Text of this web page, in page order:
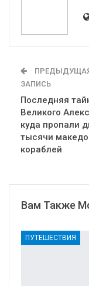
ЗАПИСЬ
Последняя
Великого
куда пропали
тысячи
кораблей
Вам Также
ПУТЕШЕСТВИЯ